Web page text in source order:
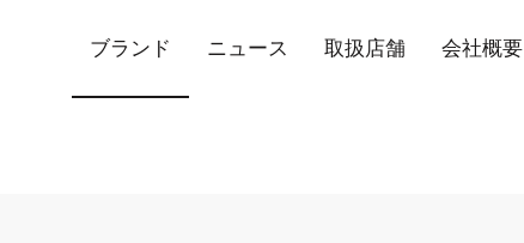
ブランド ニュース 取扱店舗 会社概要